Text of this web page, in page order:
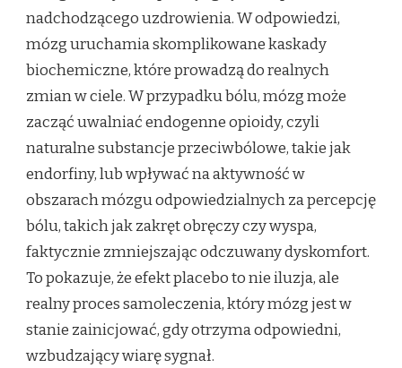
nadchodzącego uzdrowienia. W odpowiedzi,
mózg uruchamia skomplikowane kaskady
biochemiczne, które prowadzą do realnych
zmian w ciele. W przypadku bólu, mózg może
zacząć uwalniać endogenne opioidy, czyli
naturalne substancje przeciwbólowe, takie jak
endorfiny, lub wpływać na aktywność w
obszarach mózgu odpowiedzialnych za percepcję
bólu, takich jak zakręt obręczy czy wyspa,
faktycznie zmniejszając odczuwany dyskomfort.
To pokazuje, że efekt placebo to nie iluzja, ale
realny proces samoleczenia, który mózg jest w
stanie zainicjować, gdy otrzyma odpowiedni,
wzbudzający wiarę sygnał.